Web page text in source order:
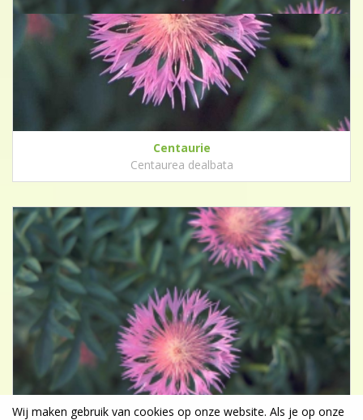
Centaurie
Centaurea dealbata
Wij maken gebruik van cookies op onze website. Als je op onze